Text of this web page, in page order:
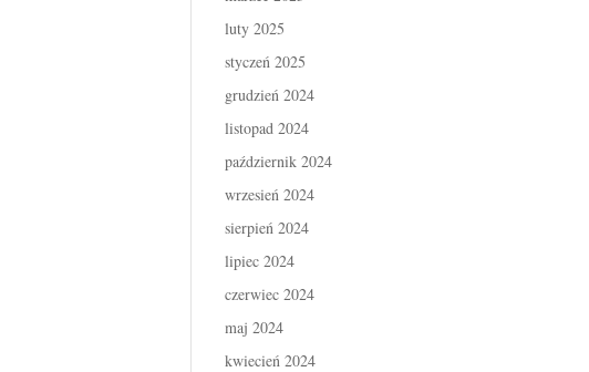
luty 2025
styczeń 2025
grudzień 2024
listopad 2024
październik 2024
wrzesień 2024
sierpień 2024
lipiec 2024
czerwiec 2024
maj 2024
kwiecień 2024